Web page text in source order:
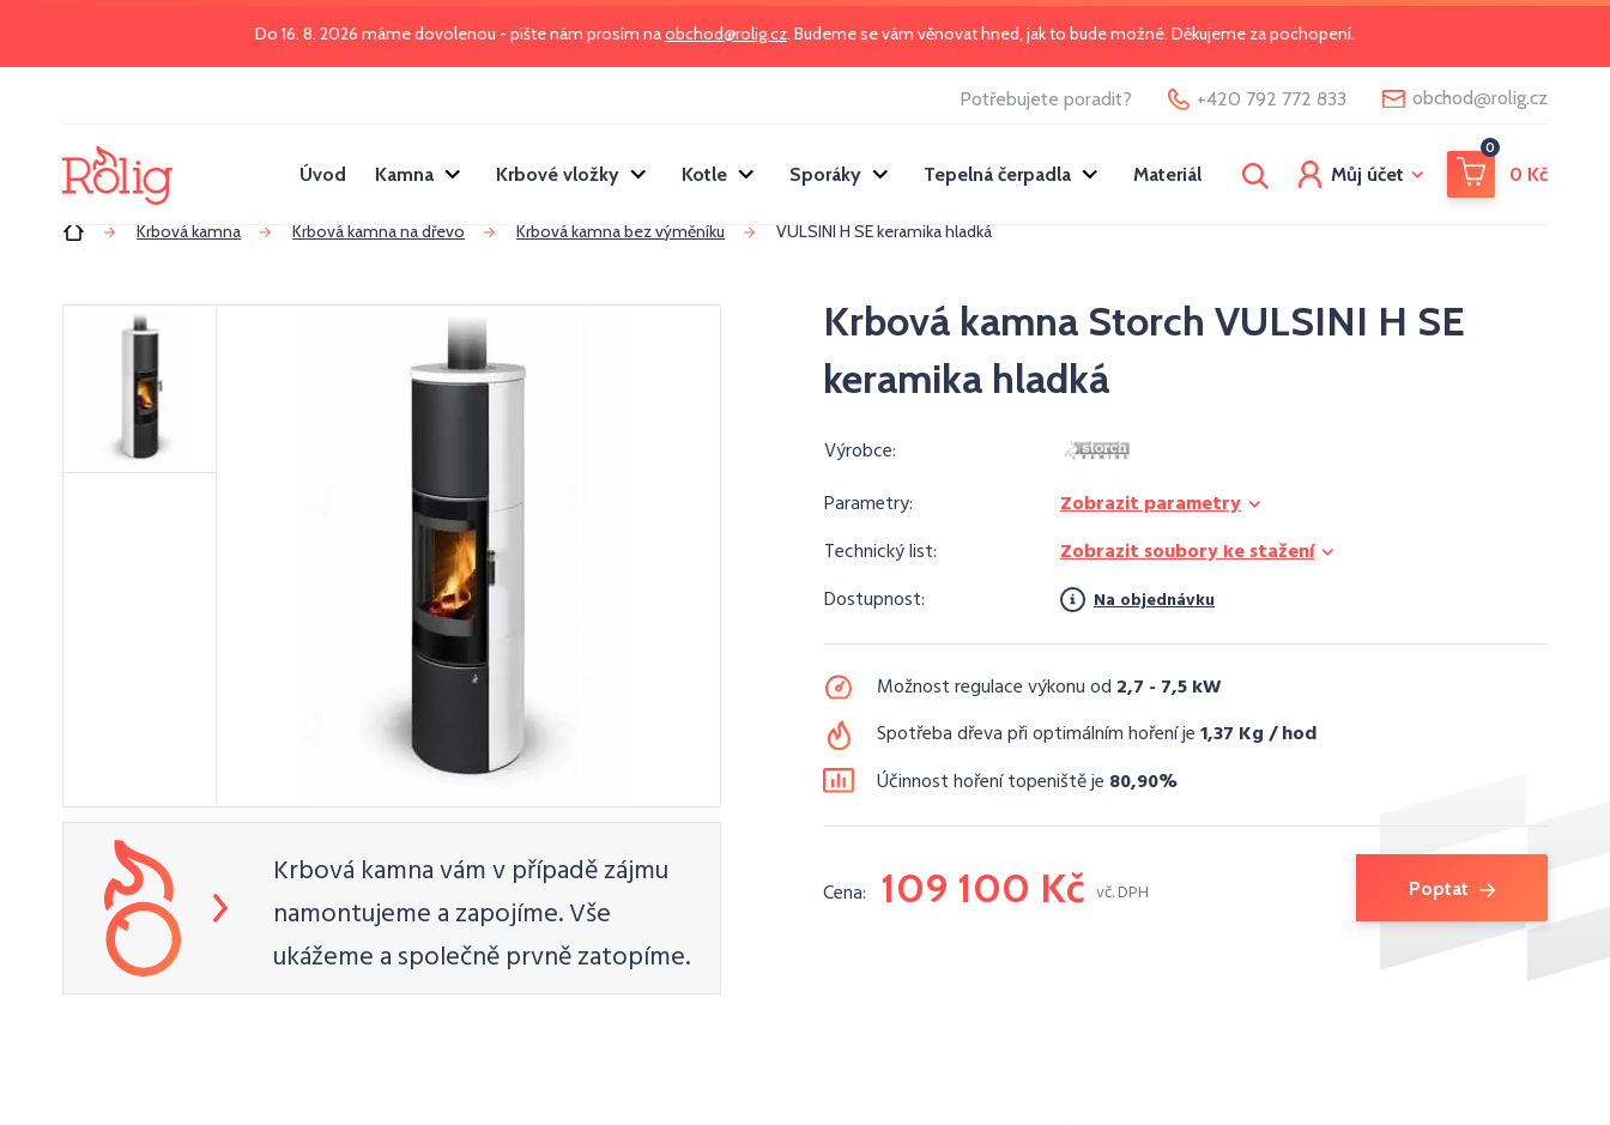
Do 16. 8. 2026 máme dovolenou - pište nám prosím naobchod@rolig.cz. Budeme se vám věnovat hned, jak to bude možné. Děkujeme za pochopení.
Potřebujete poradit? +420 792 772 833 obchod@rolig.cz
Úvod Kamna Krbové vložky Kotle Sporáky Tepelná čerpadla Materiál Můj účet
0
0 Kč
Úvod Krbová kamna Krbová kamna na dřevo Krbová kamna bez výměníku VULSINI H SE keramika hladká
Krbová kamna vám v případě zájmu
namontujeme a zapojíme. Vše
ukážeme a společně prvně zatopíme.
Krbová kamna Storch VULSINI H SE
keramika hladká
Výrobce:
Parametry:
Zobrazit parametry
Technický list:
Zobrazit soubory ke stažení
Dostupnost:
Na objednávku
Možnost regulace výkonu od 2,7 - 7,5 kW
Spotřeba dřeva při optimálním hoření je1,37 Kg / hod
Účinnost hoření topeniště je 80,90%
Cena: 109 100 Kč vč. DPH Poptat